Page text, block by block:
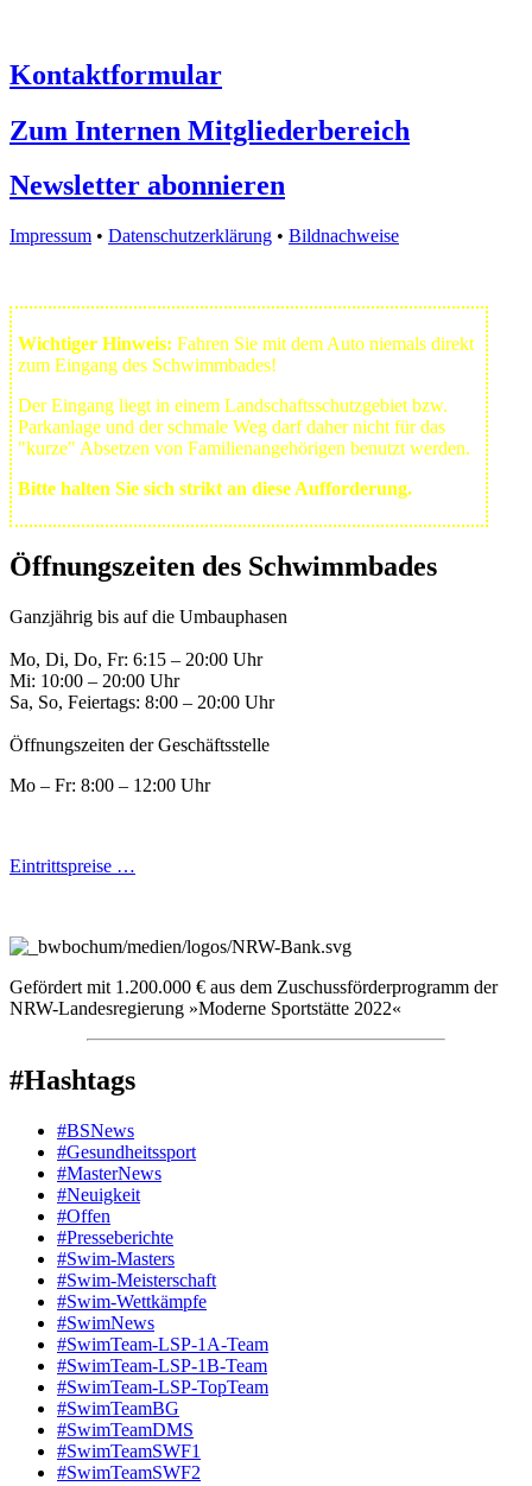
Kontaktformular
Zum Internen Mitgliederbereich
Newsletter abonnieren
Impressum • Datenschutzerklärung • Bildnachweise
Wichtiger Hinweis: Fahren Sie mit dem Auto niemals direkt
zum Eingang des Schwimmbades!
Der Eingang liegt in einem Landschafts­schutzgebiet bzw.
Park­anlage und der schmale Weg darf daher nicht für das
"kurze" Absetzen von Familienangehörigen benutzt werden.
Bitte halten Sie sich strikt an diese Aufforderung.
Öffnungszeiten des Schwimmbades
Ganzjährig bis auf die Umbauphasen
Mo, Di, Do, Fr: 6:15 – 20:00 Uhr
Mi: 10:00 – 20:00 Uhr
Sa, So, Feiertags: 8:00 – 20:00 Uhr
Öffnungszeiten der Geschäftsstelle
Mo – Fr: 8:00 – 12:00 Uhr
Eintrittspreise …
Gefördert mit 1.200.000 € aus dem Zuschussförderprogramm der
NRW-Landesregierung »Moderne Sportstätte 2022«
#Hashtags
#BSNews
#Gesundheitssport
#MasterNews
#Neuigkeit
#Offen
#Presse­berichte
#Swim-Masters
#Swim-Meister­schaft
#Swim-Wett­kämpfe
#SwimNews
#SwimTeam-LSP-1A-Team
#SwimTeam-LSP-1B-Team
#SwimTeam-LSP-TopTeam
#SwimTeamBG
#SwimTeamDMS
#SwimTeamSWF1
#SwimTeamSWF2